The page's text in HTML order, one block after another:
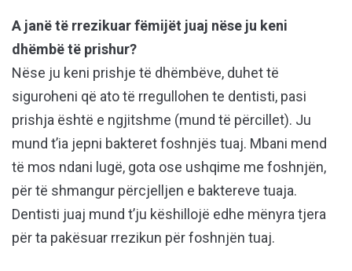
A janë të rrezikuar fëmijët juaj nëse ju keni
dhëmbë të prishur?
Nëse ju keni prishje të dhëmbëve, duhet të
siguroheni që ato të rregullohen te dentisti, pasi
prishja është e ngjitshme (mund të përcillet). Ju
mund t’ia jepni bakteret foshnjës tuaj. Mbani mend
të mos ndani lugë, gota ose ushqime me foshnjën,
për të shmangur përcjelljen e baktereve tuaja.
Dentisti juaj mund t’ju këshillojë edhe mënyra tjera
për ta pakësuar rrezikun për foshnjën tuaj.